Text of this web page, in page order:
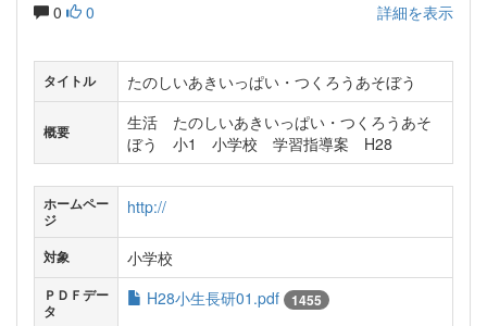
0 0 詳細を表示
タイトル たのしいあきいっぱい・つくろうあそぼう
概要
生活 たのしいあきいっぱい・つくろうあそ
ぼう 小1 小学校 学習指導案 H28
ホームペー
ジ
http://
対象 小学校
ＰＤＦデー
タ
H28小生長研01.pdf 1455